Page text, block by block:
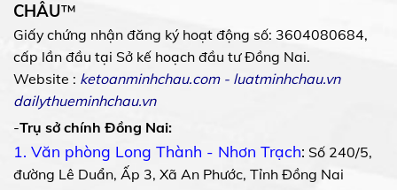
CHÂU™
Giấy chứng nhận đăng ký hoạt động số: 3604080684,
cấp lần đầu tại Sở kế hoạch đầu tư Đồng Nai.
Website : ketoanminhchau.com- luatminhchau.vn
dailythueminhchau.vn
-Trụ sở chính Đồng Nai:
1. Văn phòng Long Thành - Nhơn Trạch: Số 240/5,
đường Lê Duẩn, Ấp 3, Xã An Phước, Tỉnh Đồng Nai